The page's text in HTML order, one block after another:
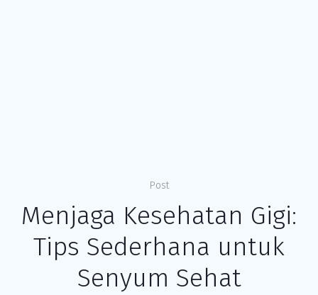
Post
Menjaga Kesehatan Gigi:
Tips Sederhana untuk
Senyum Sehat